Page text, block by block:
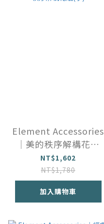
Element Accessories
｜美的秩序解構花瓶
(小)
NT$1,602
NT$1,780
加入購物車